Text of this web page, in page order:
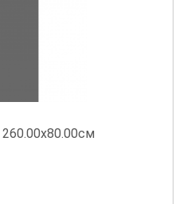
260.00x80.00см